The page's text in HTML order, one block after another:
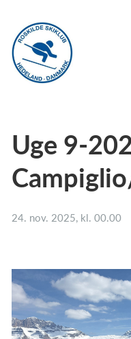
Uge 9-
24. nov. 2025, kl. 00.00